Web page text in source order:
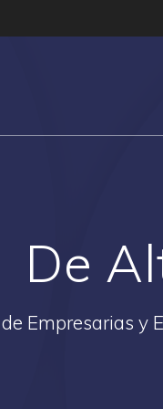
De
Empresarias y